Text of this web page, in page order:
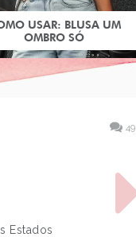
USAR: BLUSA UM
OMBRO SÓ
49
Estados